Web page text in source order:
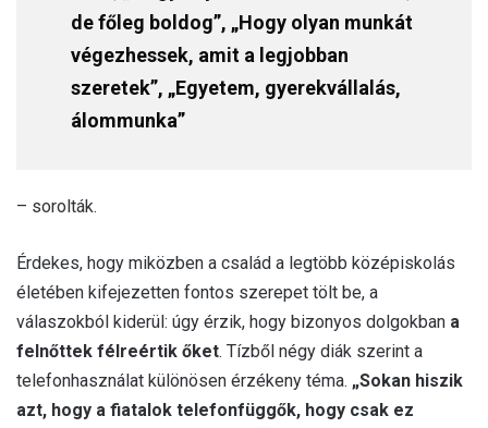
de főleg boldog”, „Hogy olyan munkát
végezhessek, amit a legjobban
szeretek”, „Egyetem, gyerekvállalás,
álommunka”
– sorolták.
Érdekes, hogy miközben a család a legtöbb középiskolás
életében kifejezetten fontos szerepet tölt be, a
válaszokból kiderül: úgy érzik, hogy bizonyos dolgokban a
felnőttek félreértik őket. Tízből négy diák szerint a
telefonhasználat különösen érzékeny téma. „Sokan hiszik
azt, hogy a fiatalok telefonfüggők, hogy csak ez